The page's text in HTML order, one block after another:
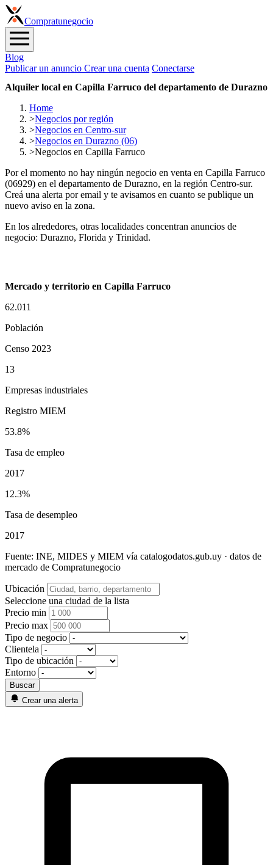
Compratunegocio
Blog
Publicar un anuncio Crear una cuenta Conectarse
Alquiler local en Capilla Farruco del departamento de Durazno
Home
>Negocios por región
>Negocios en Centro-sur
>Negocios en Durazno (06)
>Negocios en Capilla Farruco
Por el momento no hay ningún negocio en venta en Capilla Farruco
(06929) en el departamento de Durazno, en la región Centro-sur.
Creá una alerta por email y te avisamos en cuanto se publique un
nuevo aviso en la zona.
En los alrededores, otras localidades concentran anuncios de
negocio: Durazno, Florida y Trinidad.
Mercado y territorio en Capilla Farruco
62.011
Población
Censo 2023
13
Empresas industriales
Registro MIEM
53.8%
Tasa de empleo
2017
12.3%
Tasa de desempleo
2017
Fuente: INE, MIDES y MIEM vía catalogodatos.gub.uy · datos de
mercado de Compratunegocio
Ubicación
Seleccione una ciudad de la lista
Precio min
Precio max
Tipo de negocio
Clientela
Tipo de ubicación
Entorno
Crear una alerta